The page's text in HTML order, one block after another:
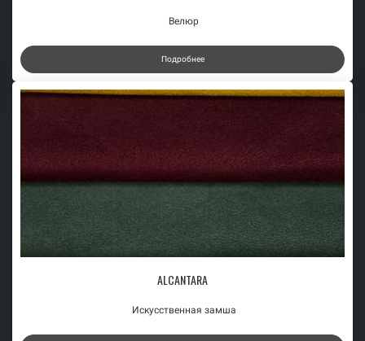
Велюр
Подробнее
ALCANTARA
Искусственная замша